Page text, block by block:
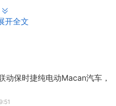
存为16GB，显卡为GeF
储空间需要35GB可用空
开全文
动保时捷纯电动Macan汽车，